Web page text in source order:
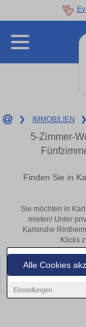
Alle Cookies
Einstellungen
❯ IMMOBILIEN ❯
5-Zimmer-
Finden Sie in
Sie möchten in
mieten! Unter
Karlsruhe
Klicks
Leider konnten wir
bald wieder vorbei!